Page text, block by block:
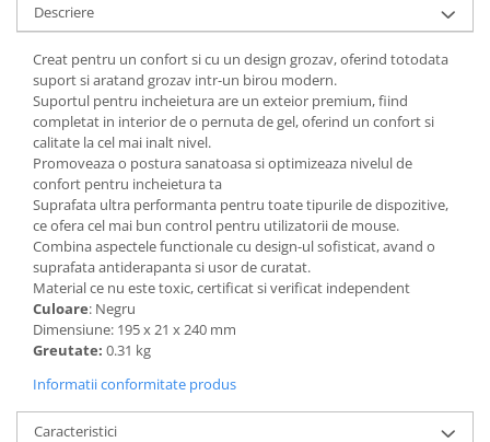
Articole pentru birou, suprafete,
pardoseli
Intretinere si odorizante masina
Saci de gunoi
Accesorii pentru curatenie
Tipografie si stampile
Formulare tipizate
Caiete si blocnotesuri
personalizate
Stampile, tusiere si tus
Protectia muncii si Imbracaminte
Imbracaminte
Tricouri
Bluze & Pulovere
Descriere
Creat pentru un confort si cu un design grozav, oferind totodata
suport si aratand grozav intr-un birou modern.
Suportul pentru incheietura are un exteior premium, fiind
completat in interior de o pernuta de gel, oferind un confort si
calitate la cel mai inalt nivel.
Promoveaza o postura sanatoasa si optimizeaza nivelul de
confort pentru incheietura ta
Suprafata ultra performanta pentru toate tipurile de dispozitive,
ce ofera cel mai bun control pentru utilizatorii de mouse.
Combina aspectele functionale cu design-ul sofisticat, avand o
suprafata antiderapanta si usor de curatat.
Material ce nu este toxic, certificat si verificat independent
Culoare: Negru
Dimensiune: 195 x 21 x 240 mm
Greutate: 0.31 kg
Informatii conformitate produs
Caracteristici